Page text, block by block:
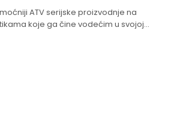
ATV serijske proizvodnje na
koje ga čine vodećim u svojoj...